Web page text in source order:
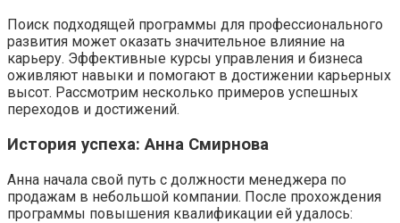
Поиск подходящей программы для профессионального
развития может оказать значительное влияние на
карьеру. Эффективные курсы управления и бизнеса
оживляют навыки и помогают в достижении карьерных
высот. Рассмотрим несколько примеров успешных
переходов и достижений.
История успеха: Анна Смирнова
Анна начала свой путь с должности менеджера по
продажам в небольшой компании. После прохождения
программы повышения квалификации ей удалось: